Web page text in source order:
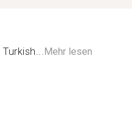
Mehr lesen